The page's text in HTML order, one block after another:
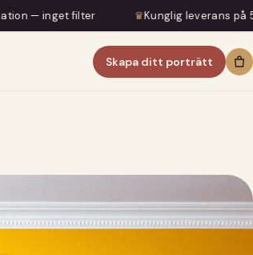
♛Kunglig leverans på 5–7 dagar ♛
Skapa ditt porträtt